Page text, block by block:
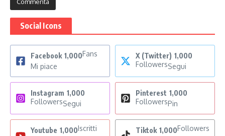
Social Icons
Facebook 1,000Fans
Mi piace
X (Twitter) 1,000
FollowersSegui
Instagram 1,000
FollowersSegui
Pinterest 1,000
FollowersPin
Youtube 1,000 Iscritti
Tiktok 1,000Followers